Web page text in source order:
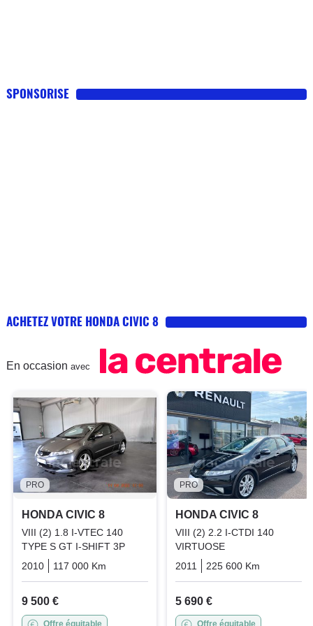
SPONSORISE
ACHETEZ VOTRE HONDA CIVIC 8
En occasion avec
PRO
HONDA CIVIC 8
VIII (2) 1.8 I-VTEC 140
TYPE S GT I-SHIFT 3P
2010
117 000 Km Essence
9 500 €
Offre équitable
PRO
HONDA CIVIC 8
VIII (2) 2.2 I-CTDI 140
VIRTUOSE
2011
225 600 Km
5 690 €
Offre équitable